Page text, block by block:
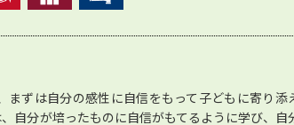
ずは自分の感性に自信をもって子どもに寄り添
自分が培ったものに自信がもてるように学び、自